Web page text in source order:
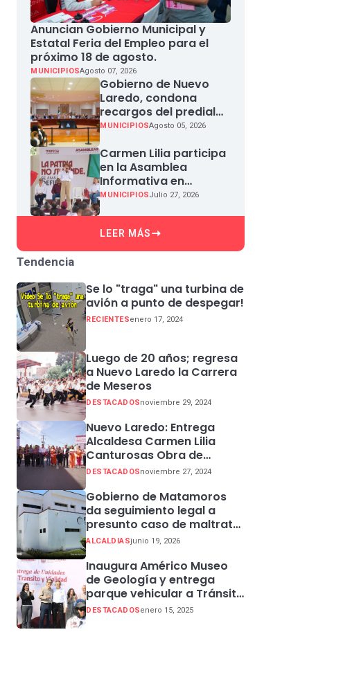
Anuncian Gobierno Municipal y
Estatal Feria del Empleo para el
próximo 18 de agosto.
MUNICIPIOSAgosto 07, 2026
Gobierno de Nuevo
Laredo, condona
recargos del predial
en agosto
MUNICIPIOSAgosto 05, 2026
Carmen Lilia participa
en la Asamblea
Informativa en
Defensa de la
MUNICIPIOSJulio 27, 2026
LEER MÁS
Tendencia
Se lo "traga" una turbina de
avión a punto de despegar!
RECIENTESenero 17, 2024
Luego de 20 años; regresa
a Nuevo Laredo la Carrera
de Meseros
DESTACADOSnoviembre 29, 2024
Nuevo Laredo: Entrega
Alcaldesa Carmen Lilia
Canturosas Obra de
Rehabilitación de Colector
DESTACADOSnoviembre 27, 2024
Gobierno de Matamoros
da seguimiento legal a
presunto caso de maltrato
animal
ALCALDIASjunio 19, 2026
Inaugura Américo Museo
de Geología y entrega
parque vehicular a Tránsito
en Ciudad Madero
DESTACADOSenero 15, 2025